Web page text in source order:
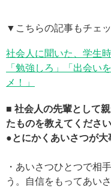
▼こちらの記事もチェッ
社会人に聞いた、学生
「勉強しろ」「出会い
メ！」
■ 社会人の先輩として
たものを教えてください
●とにかくあいさつが大
・あいさつひとつで相
う。自信をもってあい